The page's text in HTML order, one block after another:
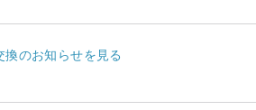
換のお知らせを見る